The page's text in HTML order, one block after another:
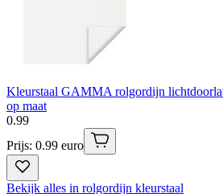
Kleurstaal GAMMA rolgordijn
op maat
0.99
Prijs: 0.99 euro
Bekijk alles in rolgordijn kleurstaal